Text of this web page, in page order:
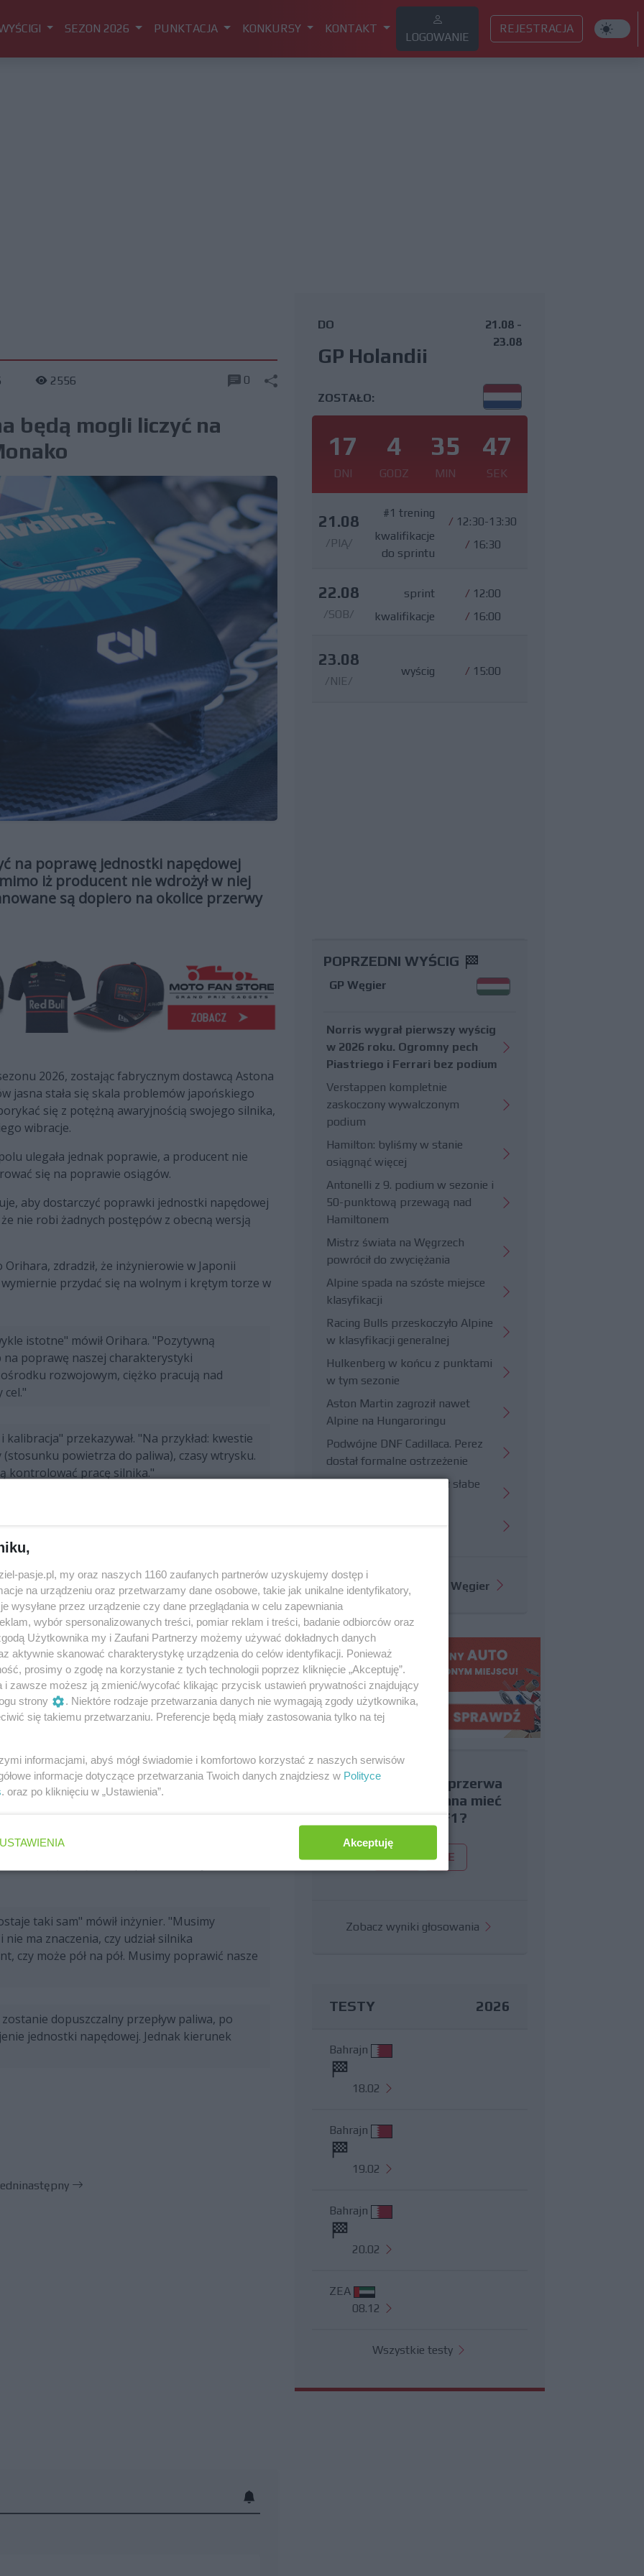
SEZON 2026 PUNKTACJA KONKURSY KONTAKT
LOGOWANIE
REJESTRACJA
2556 0
będą mogli liczyć na
na poprawę jednostki napędowej
iż producent nie wdrożył w niej
są dopiero na okolice przerwy
2026, zostając fabrycznym dostawcą Astona
jasna stała się skala problemów japońskiego
się z potężną awaryjnością swojego silnika,
wibracje.
ulegała jednak poprawie, a producent nie
się na poprawie osiągów.
aby dostarczyć poprawki jednostki napędowej
nie robi żadnych postępów z obecną wersją
zdradził, że inżynierowie w Japonii
przydać się na wolnym i krętym torze w
istotne" mówił Orihara. "Pozytywną
poprawę naszej charakterystyki
rozwojowym, ciężko pracują nad
cel."
przekazywał. "Na przykład: kwestie
powietrza do paliwa), czasy wtrysku.
kontrolować pracę silnika."
kierowców w Kampusie Technologicznym
zarządzania energią pod kątem specyfiki toru
w Monako stanowią wyzwanie" mówił
systemu chłodzenia, ściśle
paliwa, firmą Aramco, aby osiągnąć
w czystym powietrzu, jak i w gęstym
poprawek, który powinien zadebiutować
się głównie na jednostce spalinowej.
poprawić. Na przykład w zakresie procesu
usprawnienia i zaobserwowaliśmy już
zmiany w regulacjach silnikowych, które
nie udaje się przekonać do nich wszystkich
na toczące się właśnie prace rozwojowe
taki sam" mówił inżynier. "Musimy
ma znaczenia, czy udział silnika
czy może pół na pół. Musimy poprawić nasze
dopuszczalny przepływ paliwa, po
jednostki napędowej. Jednak kierunek
następny
DO
GP Holandii
21.08 -
23.08
ZOSTAŁO:
17
DNI
4
GODZ
35
MIN
46
SEK
21.08
/PIĄ/
#1 trening
kwalifikacje
do sprintu
/ 12:30-13:30
/ 16:30
22.08
/SOB/
sprint
kwalifikacje
/ 12:00
/ 16:00
23.08
/NIE/
wyścig / 15:00
POPRZEDNI WYŚCIG
GP Węgier
Norris wygrał pierwszy wyścig
w 2026 roku. Ogromny pech
Piastriego i Ferrari bez podium
Verstappen kompletnie
zaskoczony wywalczonym
podium
Hamilton: byliśmy w stanie
osiągnąć więcej
Antonelli z 9. podium w sezonie i
50-punktową przewagą nad
Hamiltonem
Mistrz świata na Węgrzech
powrócił do zwyciężania
Alpine spada na szóste miejsce
klasyfikacji
Racing Bulls przeskoczyło Alpine
w klasyfikacji generalnej
Hulkenberg w końcu z punktami
w tym sezonie
Aston Martin zagroził nawet
Alpine na Hungaroringu
Podwójne DNF Cadillaca. Perez
dostał formalne ostrzeżenie
Hungaroring potwierdził słabe
Więcej informacji o GP Węgier
Czy uważasz, że przerwa
wakacyjna powinna mieć
miejsce w F1?
TAK NIE
Zobacz wyniki głosowania
TESTY 2026
Bahrajn
18.02
Bahrajn
19.02
Bahrajn
20.02
ZEA
08.12
Wszystkie testy
pasje.pl, my oraz naszych 1160 zaufanych partnerów uzyskujemy dostęp i
na urządzeniu oraz przetwarzamy dane osobowe, takie jak unikalne identyfikatory,
wysyłane przez urządzenie czy dane przeglądania w celu zapewniania
wybór spersonalizowanych treści, pomiar reklam i treści, badanie odbiorców oraz
Użytkownika my i Zaufani Partnerzy możemy używać dokładnych danych
aktywnie skanować charakterystykę urządzenia do celów identyfikacji. Ponieważ
prosimy o zgodę na korzystanie z tych technologii poprzez kliknięcie „Akceptuję”.
i zawsze możesz ją zmienić/wycofać klikając przycisk ustawień prywatności znajdujący
strony
. Niektóre rodzaje przetwarzania danych nie wymagają zgody użytkownika,
się takiemu przetwarzaniu. Preferencje będą miały zastosowania tylko na tej
informacjami, abyś mógł świadomie i komfortowo korzystać z naszych serwisów
informacje dotyczące przetwarzania Twoich danych znajdziesz w Polityce
. oraz po kliknięciu w „Ustawienia”.
USTAWIENIA Akceptuję